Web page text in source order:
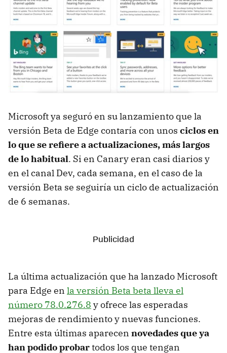
Microsoft ya seguró en su lanzamiento que la
versión Beta de Edge contaría con unos ciclos en
lo que se refiere a actualizaciones, más largos
de lo habitual. Si en Canary eran casi diarios y
en el canal Dev, cada semana, en el caso de la
versión Beta se seguiría un ciclo de actualización
de 6 semanas.
La última actualización que ha lanzado Microsoft
para Edge en la versión Beta beta lleva el
número 78.0.276.8 y ofrece las esperadas
mejoras de rendimiento y nuevas funciones.
Entre esta últimas aparecen novedades que ya
han podido probartodos los que tengan